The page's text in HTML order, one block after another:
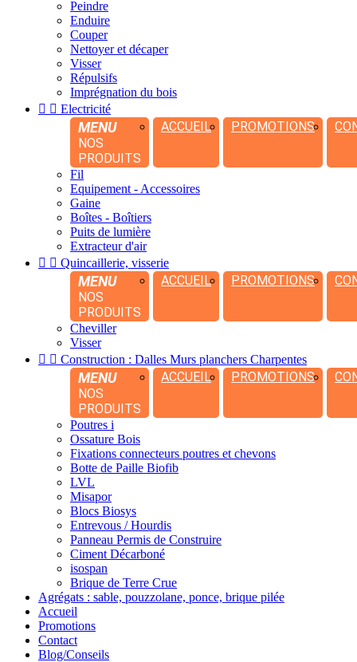
Peindre
Enduire
Couper
Nettoyer et décaper
Visser
Répulsifs
Imprégnation du bois
  Electricité
MENU
NOS
PRODUITS
ACCUEIL PROMOTIONS
Fil
Equipement - Accessoires
Gaine
Boîtes - Boîtiers
Puits de lumière
Extracteur d'air
  Quincaillerie, visserie
MENU
NOS
PRODUITS
ACCUEIL PROMOTIONS
Cheviller
Visser
  Construction : Dalles Murs planchers Charpentes
MENU
NOS
PRODUITS
ACCUEIL PROMOTIONS
Poutres i
Ossature Bois
Fixations connecteurs poutres et chevons
Botte de Paille Biofib
LVL
Misapor
Blocs Biosys
Entrevous / Hourdis
Panneau Permis de Construire
Ciment Décarboné
isospan
Brique de Terre Crue
Agrégats : sable, pouzzolane, ponce, brique pilée
Accueil
Promotions
Contact
Blog/Conseils